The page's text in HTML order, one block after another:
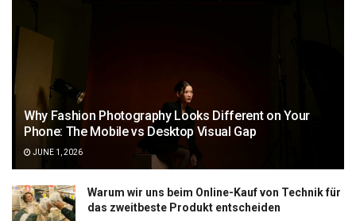
Why Fashion Photography Looks Different on Your
Phone: The Mobile vs Desktop Visual Gap
JUNE 1, 2026
Warum wir uns beim Online-Kauf von Technik für
das zweitbeste Produkt entscheiden